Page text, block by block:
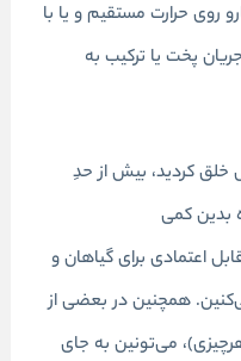
حرارت مستقیم و یا با
پخت یا ترکیب به
خلق کردید، بیش از حدِ
بدین کمی
اعتمادی برای گیاهان و
همچنین در بعضی از
می‌تونین به جای